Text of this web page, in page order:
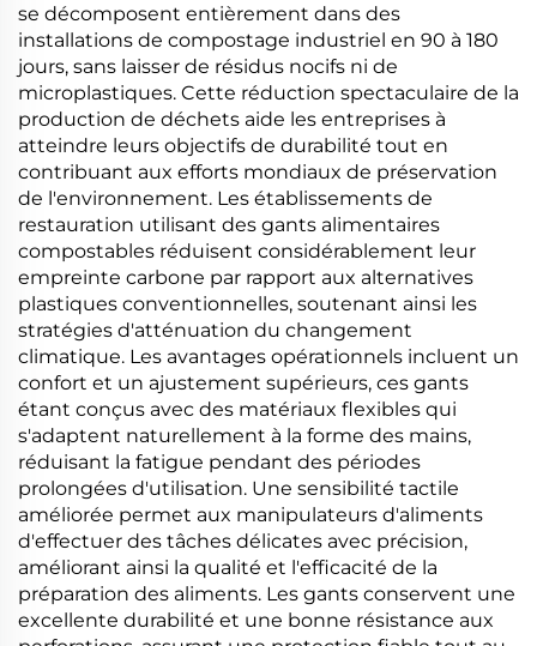
se décomposent entièrement dans des
installations de compostage industriel en 90 à 180
jours, sans laisser de résidus nocifs ni de
microplastiques. Cette réduction spectaculaire de la
production de déchets aide les entreprises à
atteindre leurs objectifs de durabilité tout en
contribuant aux efforts mondiaux de préservation
de l'environnement. Les établissements de
restauration utilisant des gants alimentaires
compostables réduisent considérablement leur
empreinte carbone par rapport aux alternatives
plastiques conventionnelles, soutenant ainsi les
stratégies d'atténuation du changement
climatique. Les avantages opérationnels incluent un
confort et un ajustement supérieurs, ces gants
étant conçus avec des matériaux flexibles qui
s'adaptent naturellement à la forme des mains,
réduisant la fatigue pendant des périodes
prolongées d'utilisation. Une sensibilité tactile
améliorée permet aux manipulateurs d'aliments
d'effectuer des tâches délicates avec précision,
améliorant ainsi la qualité et l'efficacité de la
préparation des aliments. Les gants conservent une
excellente durabilité et une bonne résistance aux